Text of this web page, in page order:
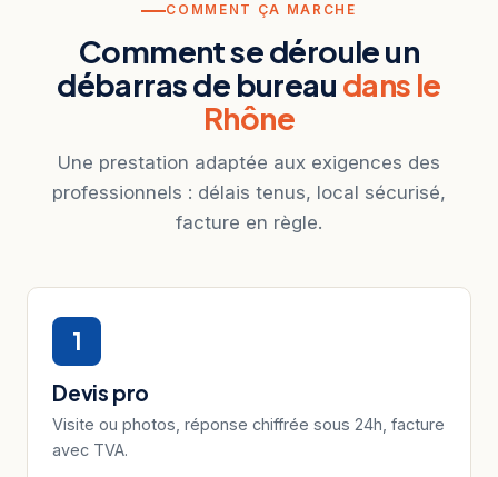
COMMENT ÇA MARCHE
Comment se déroule un
débarras de bureau dans le
Rhône
Une prestation adaptée aux exigences des
professionnels : délais tenus, local sécurisé,
facture en règle.
1
Devis pro
Visite ou photos, réponse chiffrée sous 24h, facture
avec TVA.